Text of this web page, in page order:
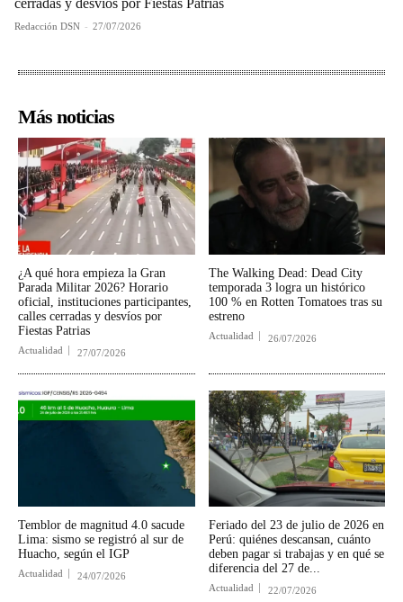
cerradas y desvíos por Fiestas Patrias
Redacción DSN - 27/07/2026
Más noticias
¿A qué hora empieza la Gran
Parada Militar 2026? Horario
oficial, instituciones participantes,
calles cerradas y desvíos por
Fiestas Patrias
Actualidad 27/07/2026
The Walking Dead: Dead City
temporada 3 logra un histórico
100 % en Rotten Tomatoes tras su
estreno
Actualidad 26/07/2026
Temblor de magnitud 4.0 sacude
Lima: sismo se registró al sur de
Huacho, según el IGP
Actualidad 24/07/2026
Feriado del 23 de julio de 2026 en
Perú: quiénes descansan, cuánto
deben pagar si trabajas y en qué se
diferencia del 27 de...
Actualidad 22/07/2026